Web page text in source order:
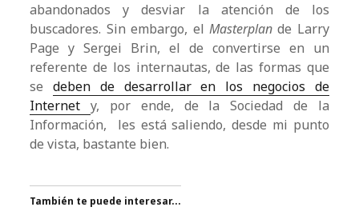
abandonados y desviar la atención de los
buscadores. Sin embargo, el Masterplande Larry
Page y Sergei Brin, el de convertirse en un
referente de los internautas, de las formas que
sedeben de desarrollar en los negocios de
Internety, por ende, de la Sociedad de la
Información, les está saliendo, desde mi punto
de vista, bastante bien.
También te puede interesar...